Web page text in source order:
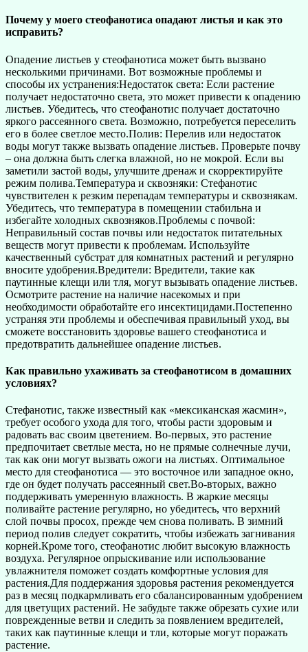
Почему у моего стеофанотиса опадают листья и как это
исправить?
Опадение листьев у стеофанотиса может быть вызвано
несколькими причинами. Вот возможные проблемы и
способы их устранения:Недостаток света: Если растение
получает недостаточно света, это может привести к опадению
листьев. Убедитесь, что стеофанотис получает достаточно
яркого рассеянного света. Возможно, потребуется переселить
его в более светлое место.Полив: Перелив или недостаток
воды могут также вызвать опадение листьев. Проверьте почву
– она должна быть слегка влажной, но не мокрой. Если вы
заметили застой воды, улучшите дренаж и скорректируйте
режим полива.Температура и сквозняки: Стефанотис
чувствителен к резким перепадам температуры и сквознякам.
Убедитесь, что температура в помещении стабильна и
избегайте холодных сквозняков.Проблемы с почвой:
Неправильный состав почвы или недостаток питательных
веществ могут привести к проблемам. Используйте
качественный субстрат для комнатных растений и регулярно
вносите удобрения.Вредители: Вредители, такие как
паутинные клещи или тля, могут вызывать опадение листьев.
Осмотрите растение на наличие насекомых и при
необходимости обработайте его инсектицидами.Постепенно
устраняя эти проблемы и обеспечивая правильный уход, вы
сможете восстановить здоровье вашего стеофанотиса и
предотвратить дальнейшее опадение листьев.
Как правильно ухаживать за стеофанотисом в домашних
условиях?
Стефанотис, также известный как «мексиканская жасмин»,
требует особого ухода для того, чтобы расти здоровым и
радовать вас своим цветением. Во-первых, это растение
предпочитает светлые места, но не прямые солнечные лучи,
так как они могут вызвать ожоги на листьях. Оптимальное
место для стеофанотиса — это восточное или западное окно,
где он будет получать рассеянный свет.Во-вторых, важно
поддерживать умеренную влажность. В жаркие месяцы
поливайте растение регулярно, но убедитесь, что верхний
слой почвы просох, прежде чем снова поливать. В зимний
период полив следует сократить, чтобы избежать загнивания
корней.Кроме того, стеофанотис любит высокую влажность
воздуха. Регулярное опрыскивание или использование
увлажнителя поможет создать комфортные условия для
растения.Для поддержания здоровья растения рекомендуется
раз в месяц подкармливать его сбалансированным удобрением
для цветущих растений. Не забудьте также обрезать сухие или
поврежденные ветви и следить за появлением вредителей,
таких как паутинные клещи и тли, которые могут поражать
растение.